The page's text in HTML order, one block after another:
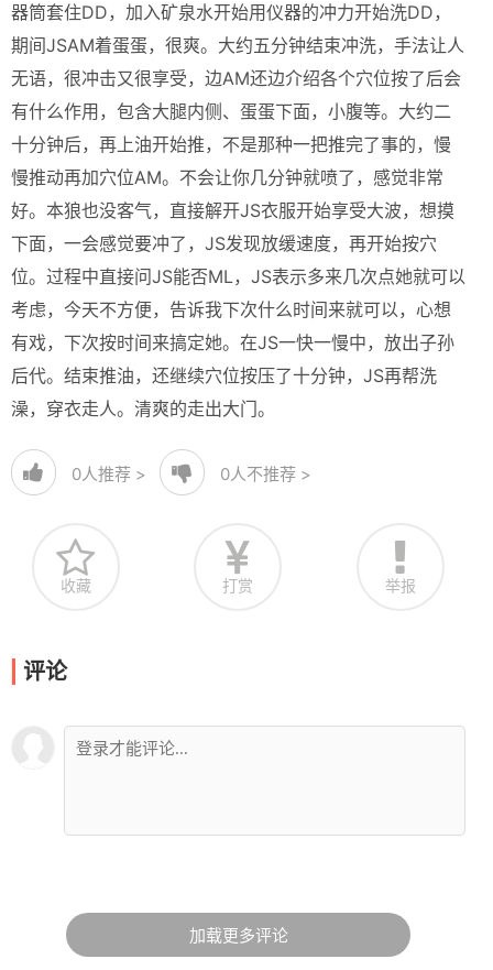
器筒套住DD，加入矿泉水开始用仪器的冲力开始洗DD，
期间JSAM着蛋蛋，很爽。大约五分钟结束冲洗，手法让人
无语，很冲击又很享受，边AM还边介绍各个穴位按了后会
有什么作用，包含大腿内侧、蛋蛋下面，小腹等。大约二
十分钟后，再上油开始推，不是那种一把推完了事的，慢
慢推动再加穴位AM。不会让你几分钟就喷了，感觉非常
好。本狼也没客气，直接解开JS衣服开始享受大波，想摸
下面，一会感觉要冲了，JS发现放缓速度，再开始按穴
位。过程中直接问JS能否ML，JS表示多来几次点她就可以
考虑，今天不方便，告诉我下次什么时间来就可以，心想
有戏，下次按时间来搞定她。在JS一快一慢中，放出子孙
后代。结束推油，还继续穴位按压了十分钟，JS再帮洗
澡，穿衣走人。清爽的走出大门。
0人推荐 > 0人不推荐 >
收藏 打赏 举报
评论
加载更多评论